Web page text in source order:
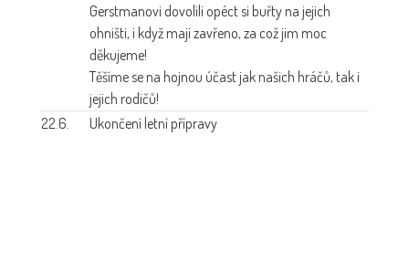
Gerstmanovi dovolili opéct si buřty na jejich
ohništi, i když mají zavřeno, za což jim moc
děkujeme!
Těšíme se na hojnou účast jak našich hráčů, tak i
jejich rodičů!
22.6.
Ukončení letní přípravy